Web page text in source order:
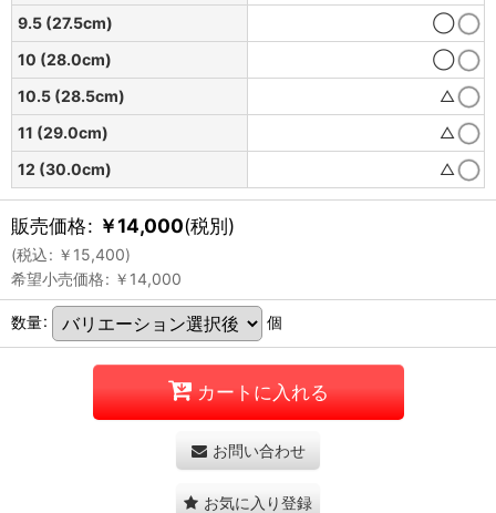
9.5 (27.5cm)
◯
10 (28.0cm)
◯
10.5 (28.5cm)
△
11 (29.0cm)
△
12 (30.0cm)
△
販売価格: ￥14,000(税別)
(税込: ￥ 15,400)
希望小売価格: ￥ 14,000
数量: 個
カートに入れる
お問い合わせ
お気に入り登録